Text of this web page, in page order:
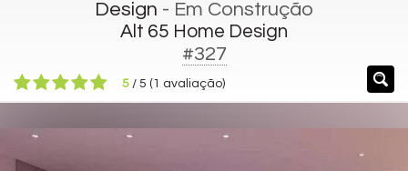
Design - Em Construção
Alt 65 Home Design
#327
5 / 5 ( 1 avaliação)